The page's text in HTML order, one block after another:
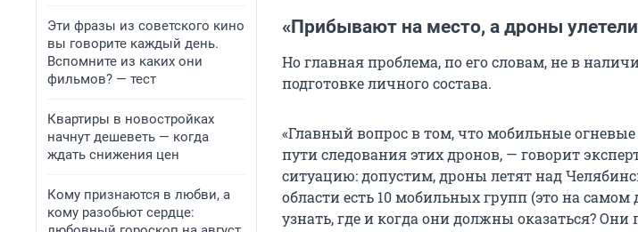
Эти фразы из советского кино
вы говорите каждый день.
Вспомните из каких они
фильмов? — тест
Квартиры в новостройках
начнут дешеветь — когда
ждать снижения цен
Кому признаются в любви, а
кому разобьют сердце:
«Прибывают на место, а дроны
Но главная проблема, по его словам, не в
подготовке личного состава.
«Главный вопрос в том, что мобильные
пути следования этих дронов, — говорит
ситуацию: допустим, дроны летят над
области есть 10 мобильных групп (это на
узнать, где и когда они должны оказаться?